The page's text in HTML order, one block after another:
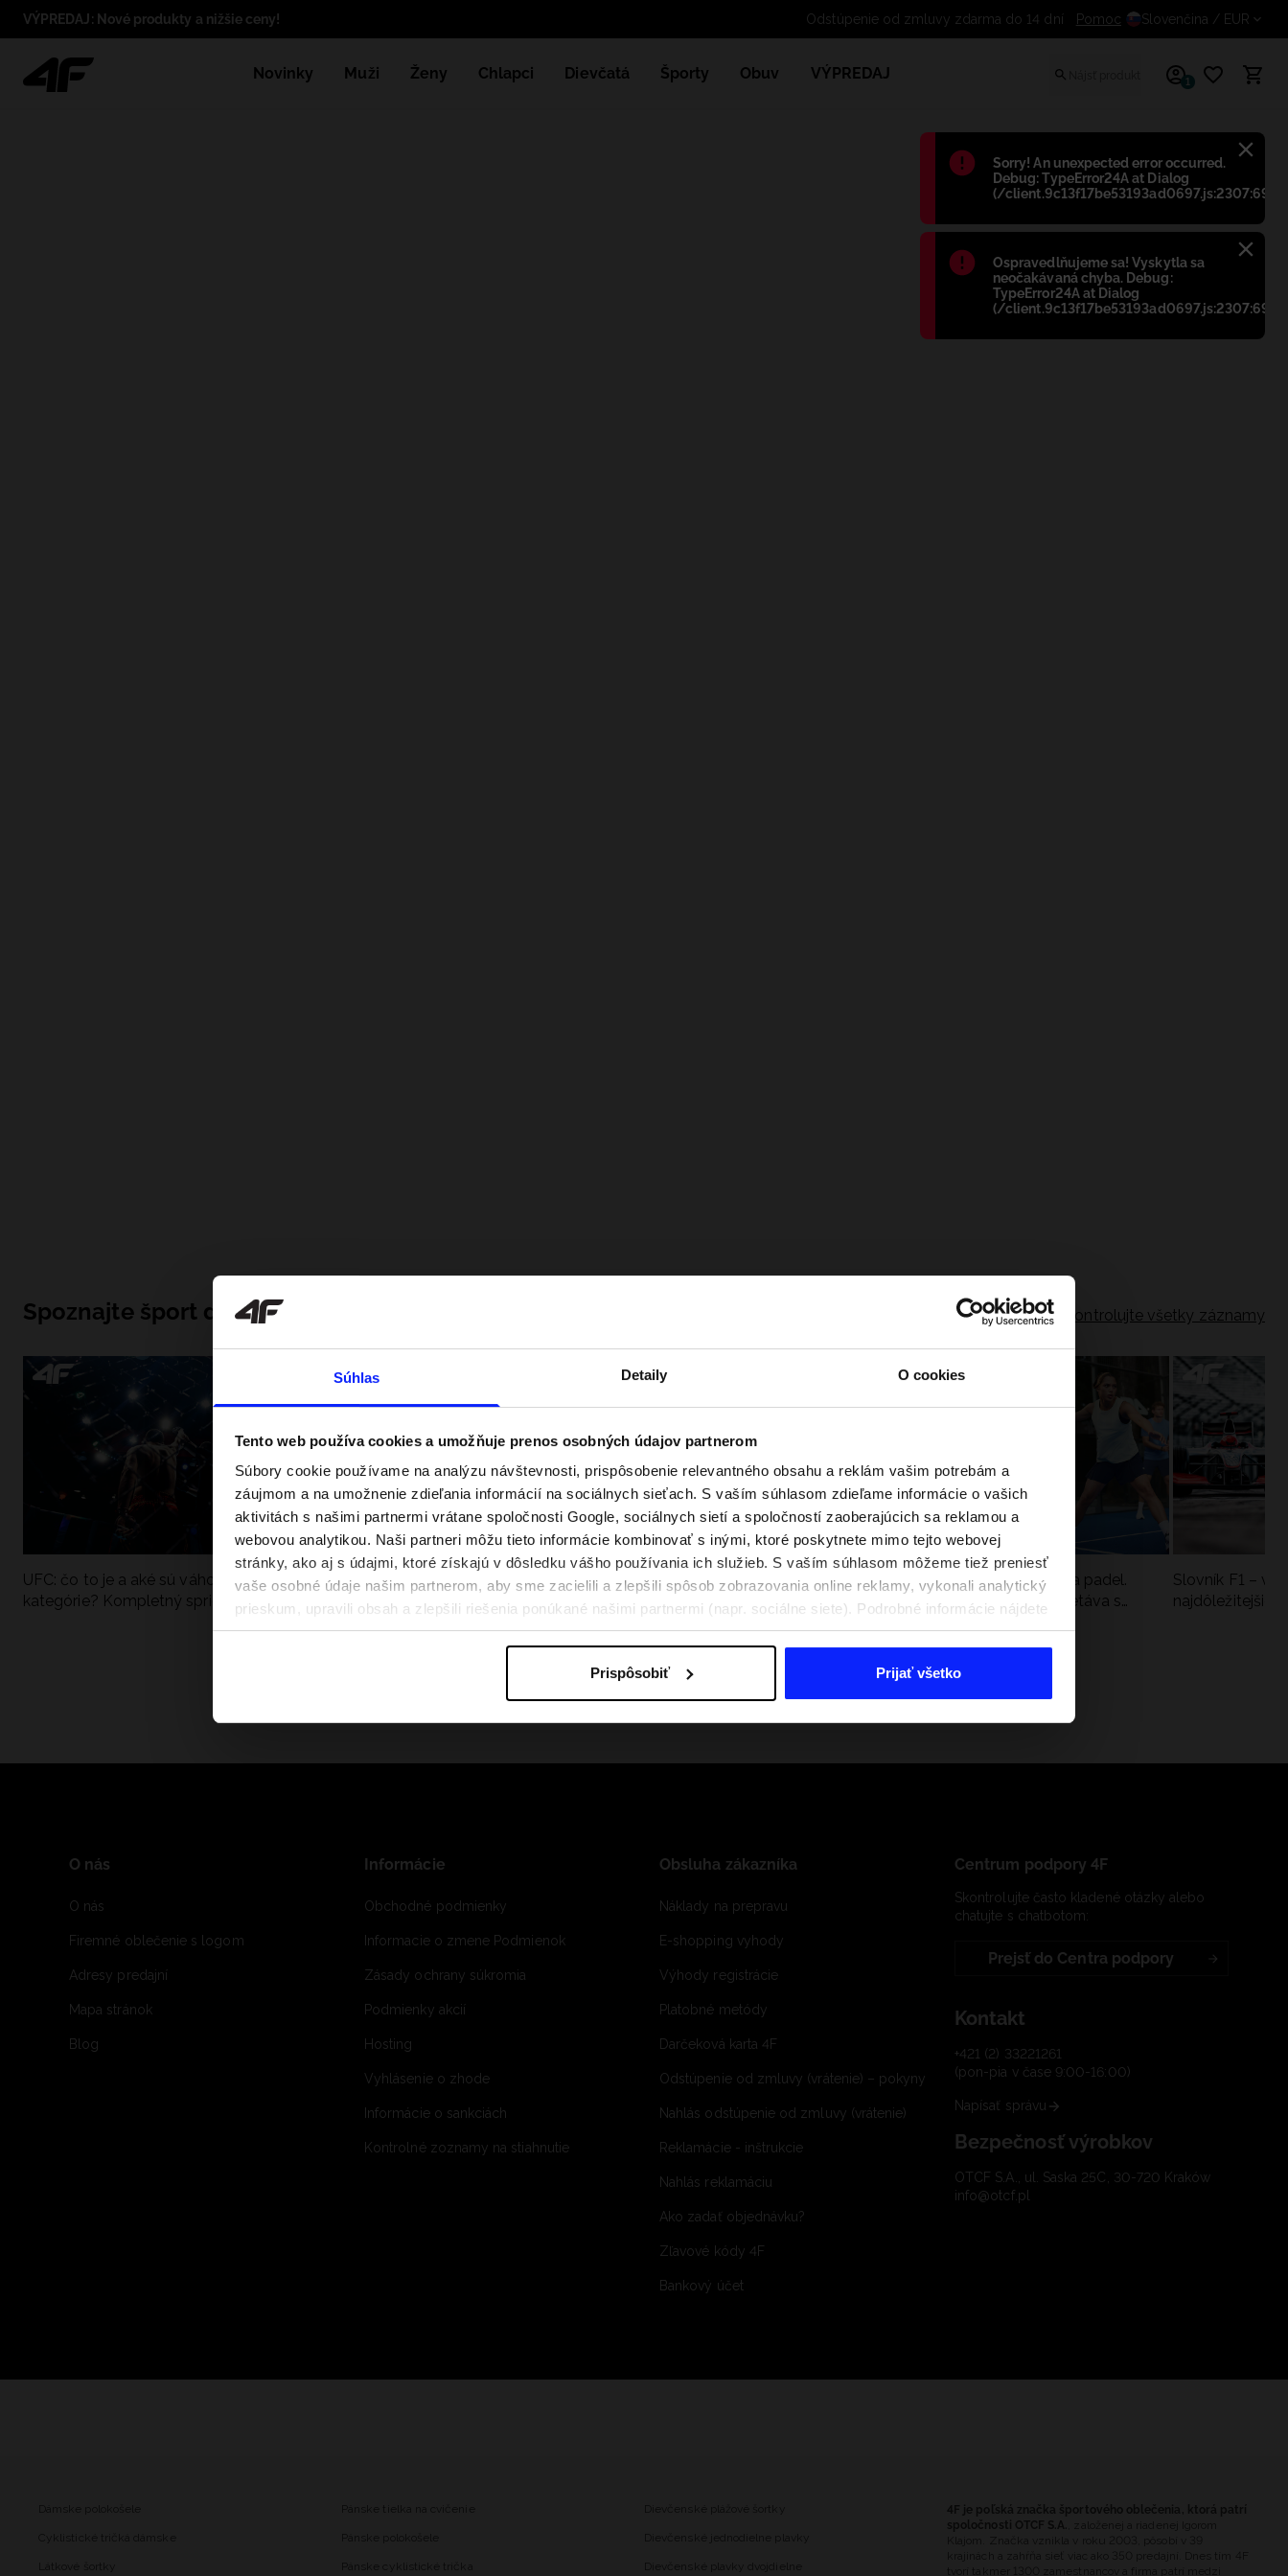
Súhlas Detaily O cookies
Tento web používa cookies a umožňuje prenos osobných údajov partnerom
Súbory cookie používame na analýzu návštevnosti, prispôsobenie relevantného obsahu a reklám vašim potrebám a
záujmom a na umožnenie zdieľania informácií na sociálnych sieťach. S vaším súhlasom zdieľame informácie o vašich
aktivitách s našimi partnermi vrátane spoločnosti Google, sociálnych sietí a spoločností zaoberajúcich sa reklamou a
webovou analytikou. Naši partneri môžu tieto informácie kombinovať s inými, ktoré poskytnete mimo tejto webovej
stránky, ako aj s údajmi, ktoré získajú v dôsledku vášho používania ich služieb. S vaším súhlasom môžeme tiež preniesť
vaše osobné údaje našim partnerom, aby sme zacielili a zlepšili spôsob zobrazovania online reklamy, vykonali analytický
prieskum, upravili obsah a zlepšili riešenia ponúkané našimi partnermi (napr. sociálne siete). Podrobné informácie nájdete
v našich Zásadách ochrany osobných údajov a v časti „Podrobnosti“.
Prispôsobiť Prijať všetko
Błąd:
Sorry! An unexpected error occurred.
Debug: TypeError24A at Dialog
(/client.9c13f17be53193ad0697.js:2307:698)
Błąd:
Ospravedlňujeme sa! Vyskytla sa
neočakávaná chyba. Debug:
TypeError24A at Dialog
(/client.9c13f17be53193ad0697.js:2307:698)
VÝPREDAJ: Nové produkty a nižšie ceny! Odstúpenie od zmluvy zdarma do 14 dní
Pomoc Slovenčina / EUR
Novinky Muži Ženy Chlapci Dievčatá Športy Obuv VÝPREDAJ 1
Spoznajte šport do hĺbky Skontrolujte všetky záznamy
UFC: čo to je a aké sú váhové
kategórie? Kompletný sprievodca
Ako sa dobre pripraviť na aktívny deň
pri vode? Poradíme, čo si zbaliť
Festivalové outfity. Ako sa obliecť na
hudobné festivaly?
Nová kolekcia 4F na tenis a padel.
Športová funkčnosť sa stretáva s
Slovník F1 –
najdôležitejšie
O nás
O nás
Firemné oblečenie s logom
Adresy predajní
Mapa stránok
Blog
Informácie
Obchodné podmienky
Informacie o zmene Podmienok
Zásady ochrany súkromia
Podmienky akcií
Hosting
Vyhlásenie o zhode
Informácie o sankciách
Kontrolné zoznamy na stiahnutie
Obsluha zákazníka
Náklady na prepravu
E-shopping vyhody
Výhody registrácie
Platobné metódy
Darčeková karta 4F
Odstúpenie od zmluvy (vrátenie) – pokyny
Nahlás odstúpenie od zmluvy (vrátenie)
Reklamácie - inštrukcie
Nahlás reklamáciu
Ako zadať objednávku?
Zľavové kódy 4F
Bankový účet
Centrum podpory 4F
Skontrolujte často kladené otázky alebo
chatujte s chatbotom:
Prejsť do Centra podpory
Kontakt
+421 (2) 33221261
(pon-pia v čase 9:00-16:00)
Napísať správu
Bezpečnosť výrobkov
OTCF S.A., ul. Saska 25C, 30-720 Kraków
info@otcf.pl